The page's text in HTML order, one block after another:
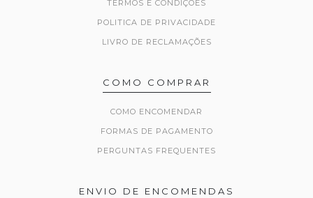
TERMOS E CONDIÇÕES
POLITICA DE PRIVACIDADE
LIVRO DE RECLAMAÇÕES
COMO COMPRAR
COMO ENCOMENDAR
FORMAS DE PAGAMENTO
PERGUNTAS FREQUENTES
ENVIO DE ENCOMENDAS